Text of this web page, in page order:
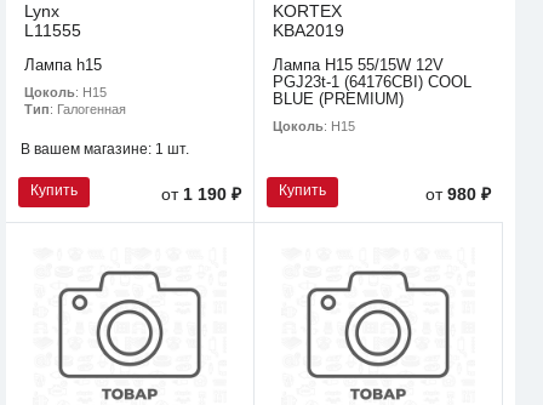
Lynx
L11555
Лампа h15
Цоколь: H15
Тип: Галогенная
В вашем магазине: 1 шт.
Купить от 1 190 ₽
KORTEX
KBA2019
Лампа H15 55/15W 12V
PGJ23t-1 (64176CBI) COOL
BLUE (PREMIUM)
Цоколь: H15
Купить от980 ₽